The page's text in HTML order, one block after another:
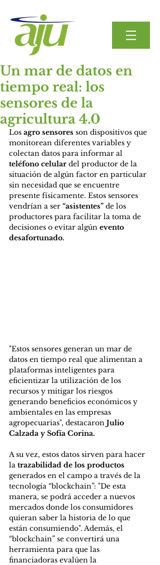
Un mar de datos en
tiempo real: los
sensores de la
agricultura 4.0
Los agro sensores son dispositivos que
monitorean diferentes variables y
colectan datos para informar al
teléfono celular del productor de la
situación de algún factor en particular
sin necesidad que se encuentre
presente físicamente. Estos sensores
vendrían a ser “asistentes” de los
productores para facilitar la toma de
decisiones o evitar algún evento
desafortunado.
"Estos sensores generan un mar de
datos en tiempo real que alimentan a
plataformas inteligentes para
eficientizar la utilización de los
recursos y mitigar los riesgos
generando beneficios económicos y
ambientales en las empresas
agropecuarias", destacaron Julio
Calzada y Sofía Corina.
A su vez, estos datos sirven para hacer
la trazabilidad de los productos
generados en el campo a través de la
tecnología “blockchain”: "De esta
manera, se podrá acceder a nuevos
mercados donde los consumidores
quieran saber la historia de lo que
están consumiendo". Además, el
“blockchain” se convertirá una
herramienta para que las
financiadoras evalúen la